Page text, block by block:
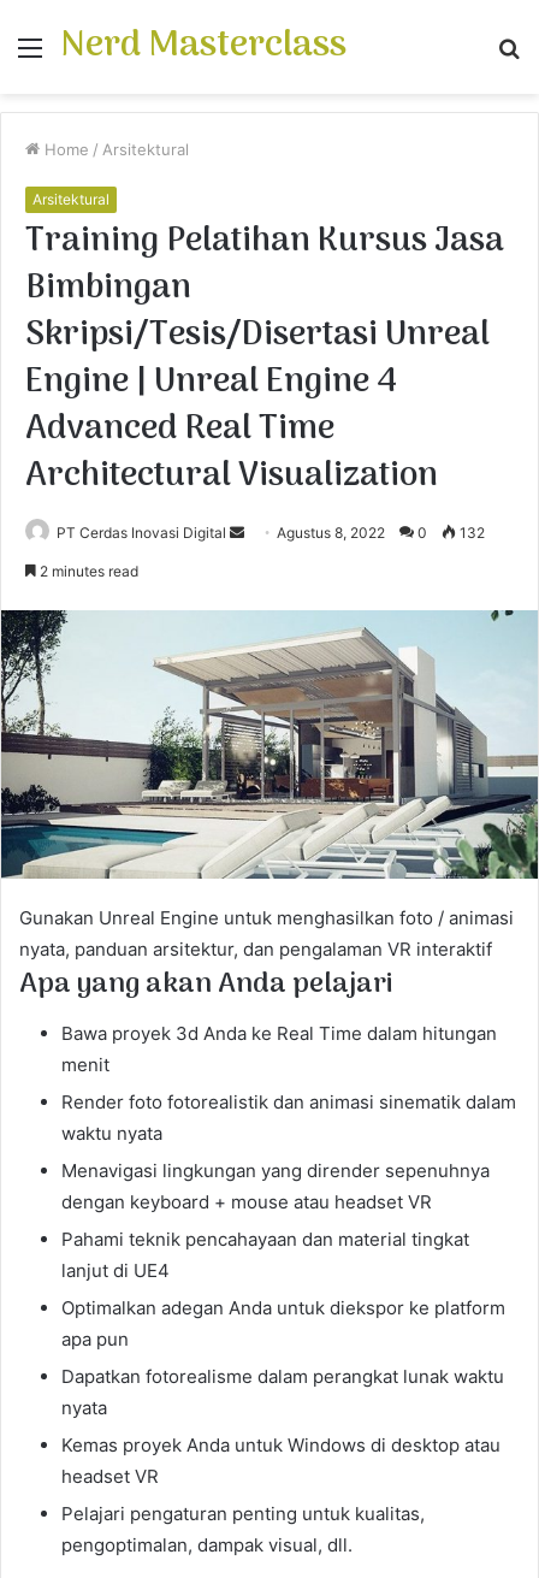
Menu
Nerd Masterclass
Home / Arsitektural
Arsitektural
Training Pelatihan Kursus Jasa
Bimbingan
Skripsi/Tesis/Disertasi Unreal
Engine | Unreal Engine 4
Advanced Real Time
Architectural Visualization
PT Cerdas Inovasi Digital
a
n
e
m
a
i
l
Agustus 8, 2022 0 132
2 minutes read
Gunakan Unreal Engine untuk menghasilkan foto / animasi
nyata, panduan arsitektur, dan pengalaman VR interaktif
Apa yang akan Anda pelajari
Bawa proyek 3d Anda ke Real Time dalam hitungan
menit
Render foto fotorealistik dan animasi sinematik dalam
waktu nyata
Menavigasi lingkungan yang dirender sepenuhnya
dengan keyboard + mouse atau headset VR
Pahami teknik pencahayaan dan material tingkat
lanjut di UE4
Optimalkan adegan Anda untuk diekspor ke platform
apa pun
Dapatkan fotorealisme dalam perangkat lunak waktu
nyata
Kemas proyek Anda untuk Windows di desktop atau
headset VR
Pelajari pengaturan penting untuk kualitas,
pengoptimalan, dampak visual, dll.